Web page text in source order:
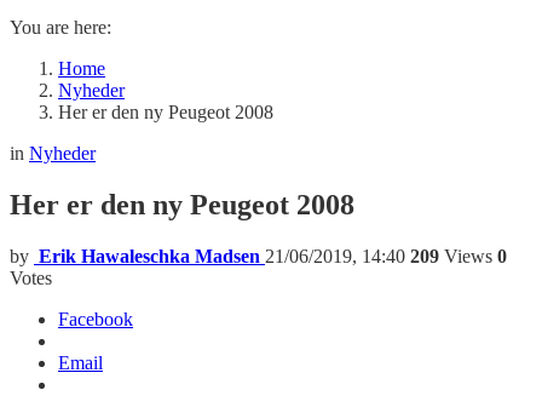
You are here:
Home
Nyheder
Her er den ny Peugeot 2008
in Nyheder
Her er den ny Peugeot 2008
by Erik Hawaleschka Madsen 21/06/2019, 14:40 209 Views 0
Votes
Facebook
Email